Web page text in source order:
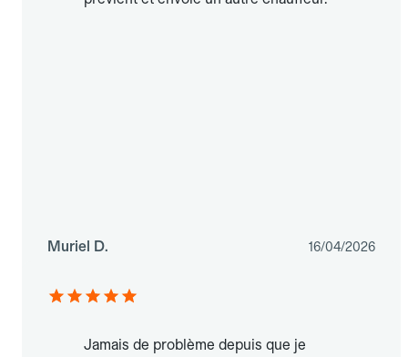
Muriel D. 16/04/2026
Jamais de problème depuis que je